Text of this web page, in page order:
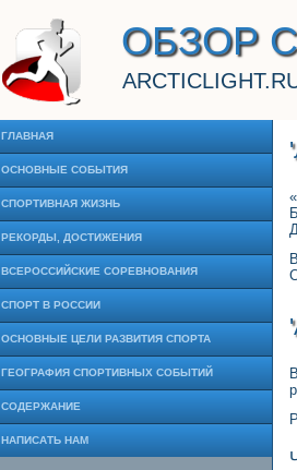
ОБЗОР
ГЛАВНАЯ
ОСНОВНЫЕ СОБЫТИЯ
СПОРТИВНАЯ ЖИЗНЬ
РЕКОРДЫ, ДОСТИЖЕНИЯ
ВСЕРОССИЙСКИЕ СОРЕВНОВАНИЯ
СПОРТ В РОССИИ
ОСНОВНЫЕ ЦЕЛИ РАЗВИТИЯ СПОРТА
ГЕОГРАФИЯ СПОРТИВНЫХ СОБЫТИЙ
СОДЕРЖАНИЕ
НАПИСАТЬ НАМ